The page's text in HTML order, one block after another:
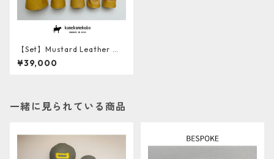
【Set】Mustard Leather ソ
フト牛革ヘッドカバー4本セッ
ト
¥39,000
一緒に見られている商品